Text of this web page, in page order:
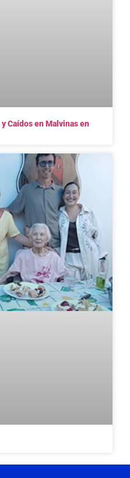
Caídos en Malvinas en